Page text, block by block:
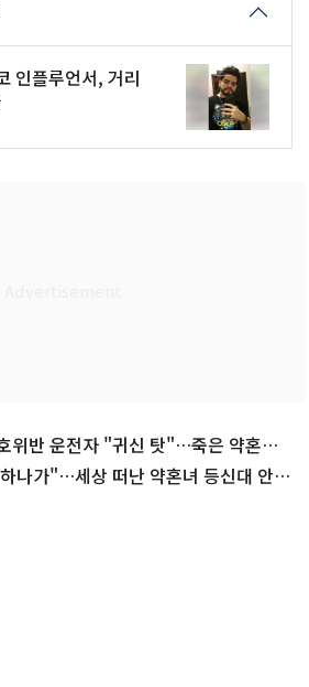
인플루언서, 거리
위반 운전자 "귀신 탓"…죽은 약혼녀
영상]
나가"…세상 떠난 약혼녀 등신대 안고